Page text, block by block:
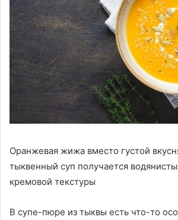
Оранжевая жижа вместо густой
тыквенный суп получается
кремовой текстуры
В супе-пюре из тыквы есть что-то